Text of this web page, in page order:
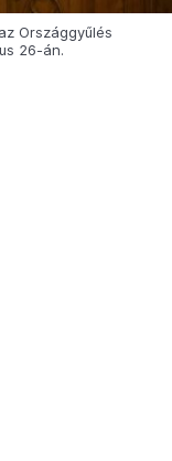
Országgyűlés
26-án.